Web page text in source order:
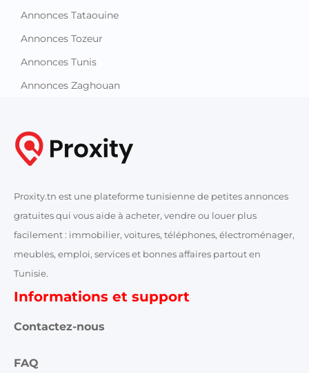
Annonces Tataouine
Annonces Tozeur
Annonces Tunis
Annonces Zaghouan
Proxity.tn est une plateforme tunisienne de petites annonces
gratuites qui vous aide à acheter, vendre ou louer plus
facilement : immobilier, voitures, téléphones, électroménager,
meubles, emploi, services et bonnes affaires partout en
Tunisie.
Informations et support
Contactez-nous
FAQ